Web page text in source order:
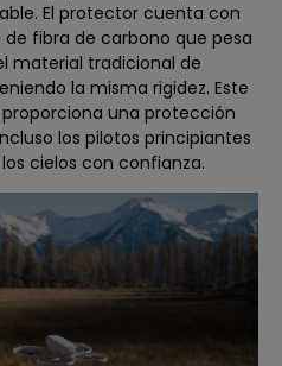
El protector cuenta con
fibra de carbono que pesa
material tradicional de
la misma rigidez. Este
una protección
los pilotos principiantes
cielos con confianza.